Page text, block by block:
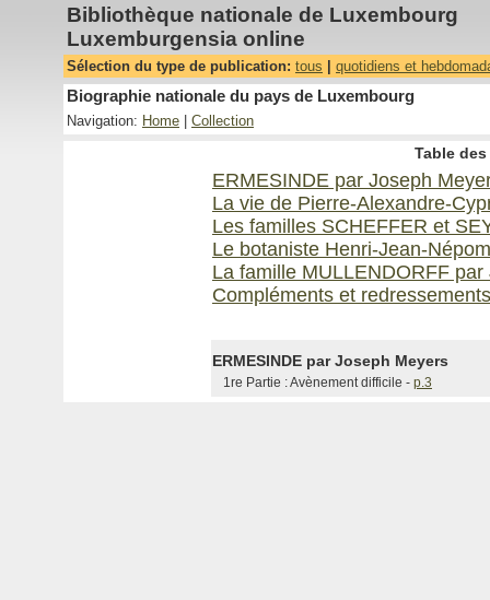
Bibliothèque nationale de Luxembourg
Luxemburgensia online
Sélection du type de publication: tous quotidiens et
Biographie nationale du pays de Luxembourg
Navigation: Home Collection
Table
ERMESINDE par Joseph
La vie de Pierre-Alexandre-
Les familles SCHEFFER et
Le botaniste Henri-Jean-
La famille MULLENDORFF
Compléments et redressements
ERMESINDE par Joseph Meyers
1re Partie : Avènement difficile - p.3